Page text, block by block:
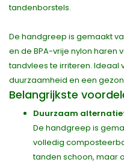
tandenborstels.
De handgreep is gemaakt
en de BPA-vrije nylon haren
tandvlees te irriteren. Ideaal
duurzaamheid en een
Belangrijkste
Duurzaam
De handgreep is
volledig
tanden schoon, maar